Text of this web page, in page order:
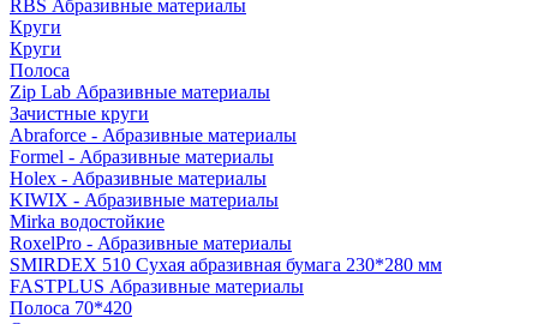
RBS Абразивные материалы
Круги
Круги
Полоса
Zip Lab Абразивные материалы
Зачистные круги
Abraforce - Абразивные материалы
Formel - Абразивные материалы
Holex - Абразивные материалы
KIWIX - Абразивные материалы
Mirka водостойкие
RoxelPro - Абразивные материалы
SMIRDEX 510 Сухая абразивная бумага 230*280 мм
FASTPLUS Абразивные материалы
Полоса 70*420